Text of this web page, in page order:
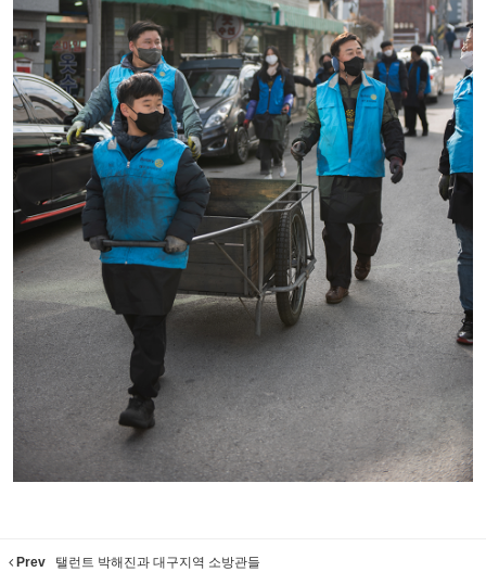
Prev 탤런트 박해진과 대구지역 소방관들